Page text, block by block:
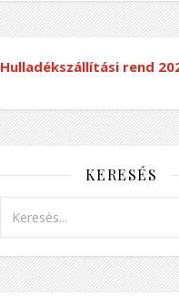
Hulladékszállítási rend
KERESÉS